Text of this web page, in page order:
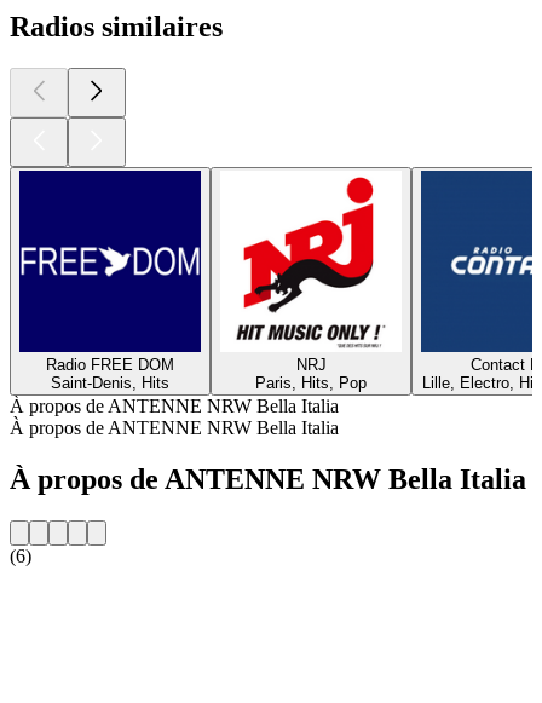
Radios similaires
Radio FREE DOM
Saint-Denis, Hits
NRJ
Paris, Hits, Pop
Contact
Lille, Electro,
À propos de ANTENNE NRW Bella Italia
À propos de ANTENNE NRW Bella Italia
À propos de ANTENNE NRW Bella Italia
(6)